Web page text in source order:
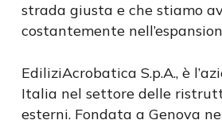
strada giusta e che stiamo
costantemente
EdiliziAcrobatica S.p.A., è
Italia nel settore delle
esterni. Fondata a Genova